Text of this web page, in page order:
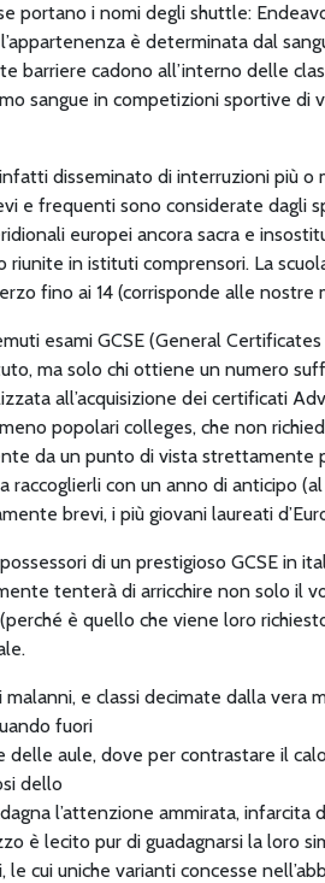
portano i nomi degli shuttle:
è determinata dal
barriere cadono all’interno delle
sangue in competizioni sportive
disseminato di interruzioni più
e frequenti sono considerate dagli
europei ancora sacra e
in istituti comprensori. La
fino ai 14 (corrisponde alle nostre
esami GCSE (General
ma solo chi ottiene un numero
all’acquisizione dei certificati
popolari colleges, che non
da un punto di vista
con un anno di anticipo
brevi, i più giovani laureati
di un prestigioso GCSE in
tenterà di arricchire non solo il
è quello che viene loro
e classi decimate dalla vera
fuori
delle aule, dove per contrastare il
dello
l’attenzione ammirata,
è lecito pur di guadagnarsi la loro
cui uniche varianti concesse